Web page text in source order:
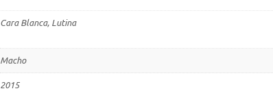
Cara Blanca, Lutina
Macho
2015